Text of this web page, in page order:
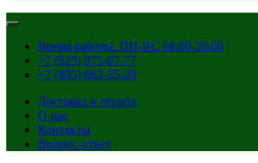
Время работы: ПН-ВС 08:00-20:00
+7 (925) 975-07-77
+7 (495) 663-55-20
Доставка и оплата
О нас
Контакты
Вопрос-ответ